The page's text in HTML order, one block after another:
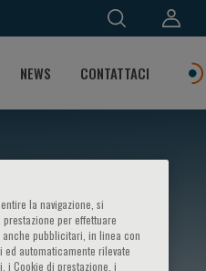
NEWS CONTATTACI
la navigazione, si
per effettuare
pubblicitari, in linea con
ed automaticamente rilevate
i Cookie di prestazione, i